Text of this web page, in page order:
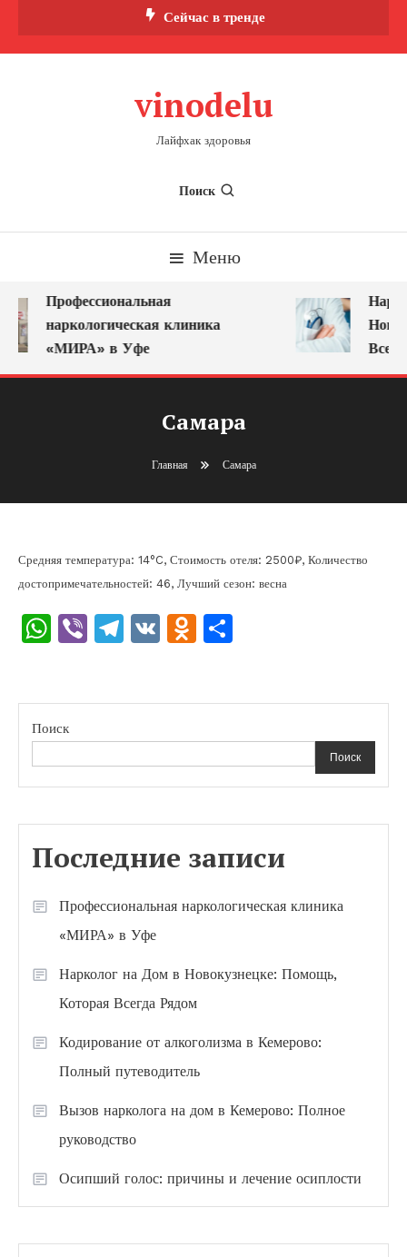
Сейчас в тренде
vinodelu
Лайфхак здоровья
Поиск
Меню
Профессиональная
наркологическая клиника
«МИРА» в Уфе
Самара
Главная Самара
Средняя температура: 14°C, Стоимость отеля: 2500₽, Количество
достопримечательностей: 46, Лучший сезон: весна
WhatsApp
ViberTelegram
VK Odnoklassniki
Поиск
Поиск
Последние записи
Профессиональная наркологическая клиника
«МИРА» в Уфе
Нарколог на Дом в Новокузнецке: Помощь,
Которая Всегда Рядом
Кодирование от алкоголизма в Кемерово:
Полный путеводитель
Вызов нарколога на дом в Кемерово: Полное
руководство
Осипший голос: причины и лечение осиплости